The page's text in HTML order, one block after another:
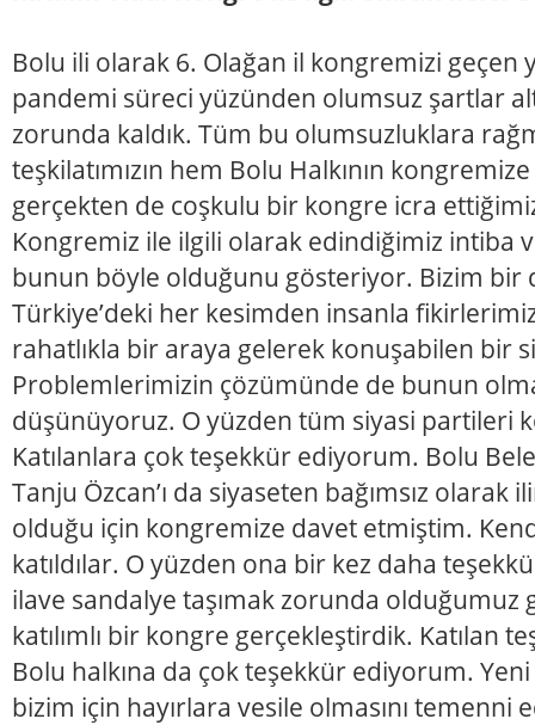
Bolu ili olarak 6. Olağan il kongremizi geçen
pandemi süreci yüzünden olumsuz şartlar
zorunda kaldık. Tüm bu olumsuzluklara
teşkilatımızın hem Bolu Halkının
gerçekten de coşkulu bir kongre icra
Kongremiz ile ilgili olarak edindiğimiz intiba
bunun böyle olduğunu gösteriyor. Bizim bir
Türkiye’deki her kesimden insanla
rahatlıkla bir araya gelerek konuşabilen bir
Problemlerimizin çözümünde de bunun
düşünüyoruz. O yüzden tüm siyasi partileri
Katılanlara çok teşekkür ediyorum. Bolu
Tanju Özcan’ı da siyaseten bağımsız
olduğu için kongremize davet etmiştim.
katıldılar. O yüzden ona bir kez daha
ilave sandalye taşımak zorunda olduğumuz
katılımlı bir kongre gerçekleştirdik. Katılan
Bolu halkına da çok teşekkür ediyorum.
bizim için hayırlara vesile olmasını temenni